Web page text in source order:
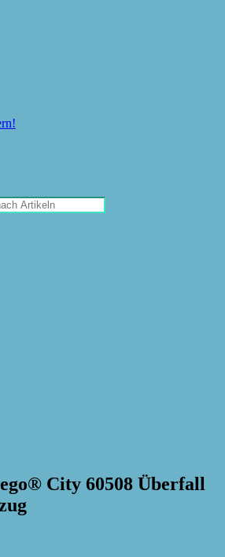
City 60508 Überfall